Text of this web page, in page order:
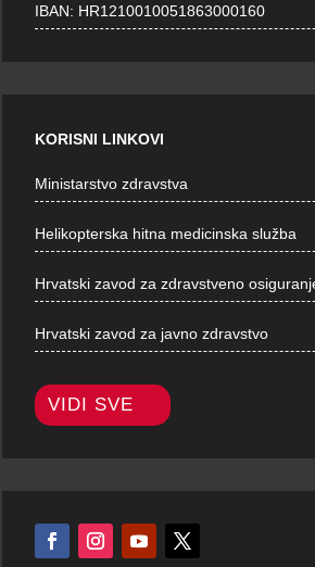
IBAN: HR1210010051863000160
KORISNI LINKOVI
Ministarstvo zdravstva
Helikopterska hitna medicinska služba
Hrvatski zavod za zdravstveno
Hrvatski zavod za javno zdravstvo
VIDI SVE